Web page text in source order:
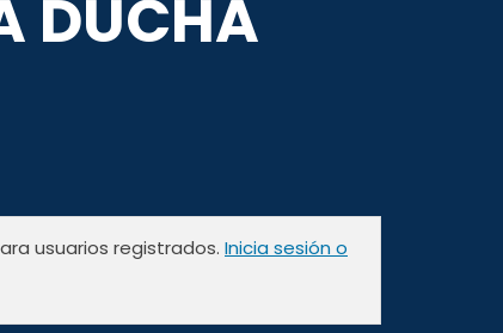
DUCHA
usuarios registrados. Inicia sesión o